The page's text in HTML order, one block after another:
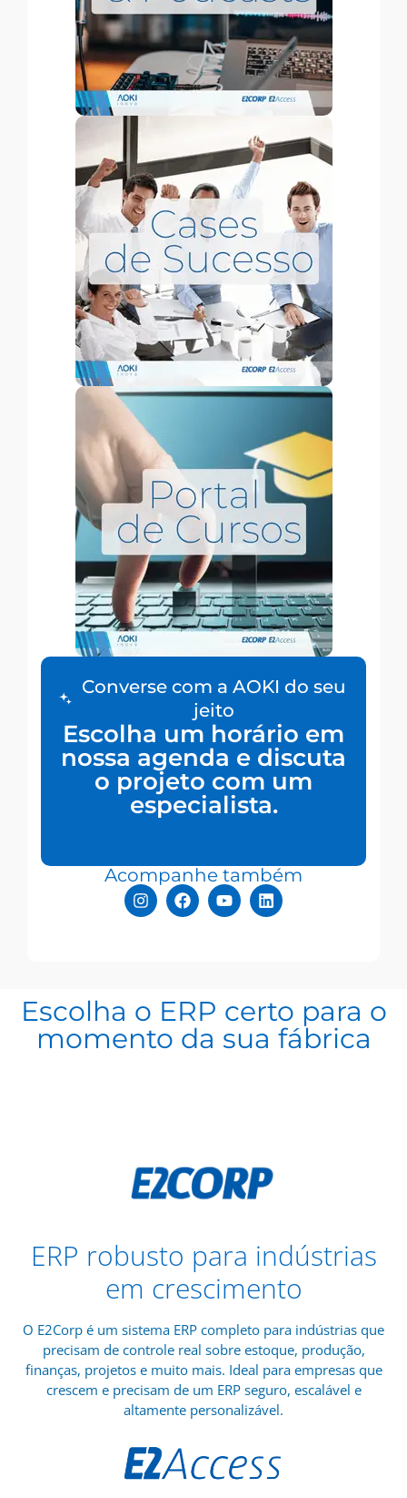
Converse com a AOKI do seu
jeito
Escolha um horário em
nossa agenda e discuta
o projeto com um
especialista.
Acompanhe também
Escolha o ERP certo para o
momento da sua fábrica
ERP robusto para indústrias
em crescimento
O E2Corp é um sistema ERP completo para indústrias que
precisam de controle real sobre estoque, produção,
finanças, projetos e muito mais. Ideal para empresas que
crescem e precisam de um ERP seguro, escalável e
altamente personalizável.